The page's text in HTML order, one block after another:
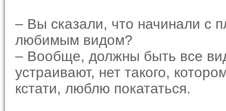
– Вы сказали, что начинали с
любимым видом?
– Вообще, должны быть все
устраивают, нет такого,
кстати, люблю покататься.